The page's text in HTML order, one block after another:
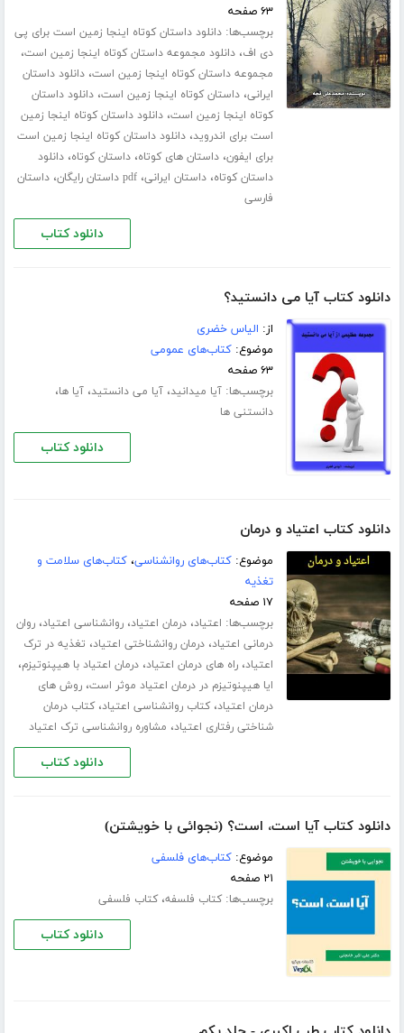
۶۳ صفحه
برچسب‌ها:دانلود داستان کوتاه اینجا زمین است برای پی
دی اف،دانلود مجموعه داستان کوتاه اینجا زمین است،
مجموعه داستان کوتاه اینجا زمین است،دانلود داستان
ایرانی،داستان کوتاه اینجا زمین است،دانلود داستان
کوتاه اینجا زمین است،دانلود داستان کوتاه اینجا زمین
است برای اندروید،دانلود داستان کوتاه اینجا زمین است
برای ایفون،داستان های کوتاه،داستان کوتاه،دانلود
داستان کوتاه،داستان ایرانی،pdf داستان رایگان ،داستان
فارسی
دانلود کتاب
دانلود کتاب آیا می دانستید؟
از: الیاس خضری
موضوع:کتاب‌های عمومی
۶۳ صفحه
برچسب‌ها:آیا میدانید،آیا می دانستید،آیا ها،
دانستنی ها
دانلود کتاب
دانلود کتاب اعتیاد و درمان
موضوع:کتاب‌های روانشناسی،کتاب‌های سلامت و
تغذیه
۱۷ صفحه
برچسب‌ها: اعتیاد،درمان اعتیاد،روانشناسی اعتیاد،روان
درمانی اعتیاد،درمان روانشناختی اعتیاد، تغذیه در ترک
اعتیاد،راه های درمان اعتیاد،درمان اعتیاد با هیپنوتیزم،
ایا هیپنوتیزم در درمان اعتیاد موثر است،روش های
درمان اعتیاد،کتاب روانشناسی اعتیاد،کتاب درمان
شناختی رفتاری اعتیاد، مشاوره روانشناسی ترک اعتیاد
دانلود کتاب
دانلود کتاب آیا است، است؟ (نجوائی با خویشتن)
موضوع:کتاب‌های فلسفی
۲۱ صفحه
برچسب‌ها:کتاب فلسفه،کتاب فلسفی
دانلود کتاب